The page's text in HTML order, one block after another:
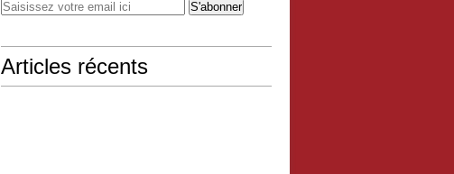
Articles récents